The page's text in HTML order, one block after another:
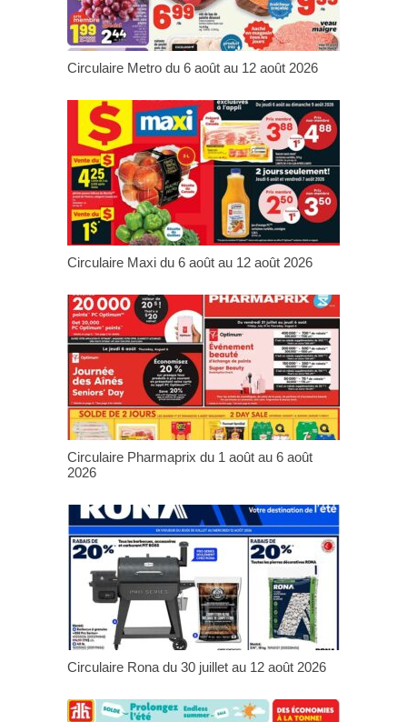
Circulaire Metro du 6 août au 12 août 2026
Circulaire Maxi du 6 août au 12 août 2026
Circulaire Pharmaprix du 1 août au 6 août
2026
Circulaire Rona du 30 juillet au 12 août 2026